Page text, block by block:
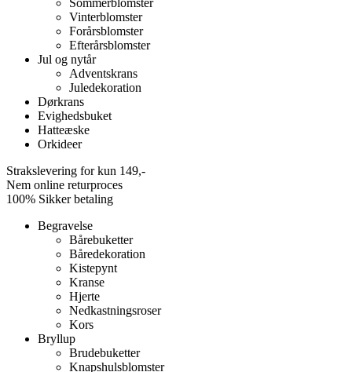
Sommerblomster
Vinterblomster
Forårsblomster
Efterårsblomster
Jul og nytår
Adventskrans
Juledekoration
Dørkrans
Evighedsbuket
Hatteæske
Orkideer
Strakslevering for kun 149,-
Nem online returproces
100% Sikker betaling
Begravelse
Bårebuketter
Båredekoration
Kistepynt
Kranse
Hjerte
Nedkastningsroser
Kors
Bryllup
Brudebuketter
Knapshulsblomster